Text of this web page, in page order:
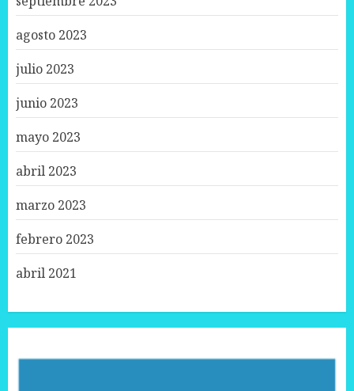
agosto 2023
julio 2023
junio 2023
mayo 2023
abril 2023
marzo 2023
febrero 2023
abril 2021